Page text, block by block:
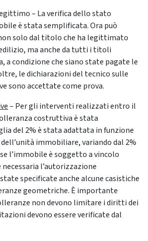
– La verifica dello stato
è stata semplificata. Ora può
solo dal titolo che ha legittimato
ma anche da tutti i titoli
a condizione che siano state pagate le
le dichiarazioni del tecnico sulle
sono accettate come prova.
– Per gli interventi realizzati entro il
costruttiva è stata
del 2% è stata adattata in funzione
immobiliare, variando dal 2%
l’immobile è soggetto a vincolo
l’autorizzazione
specificate anche alcune casistiche
geometriche. È importante
non devono limitare i diritti dei
devono essere verificate dal